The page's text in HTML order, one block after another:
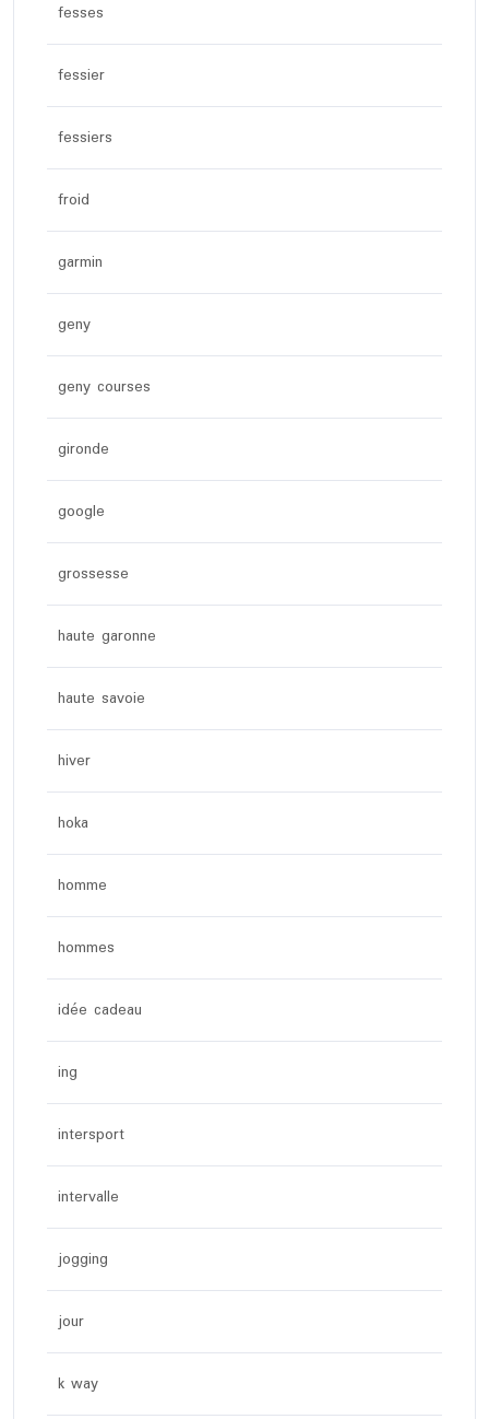
fesses
fessier
fessiers
froid
garmin
geny
geny courses
gironde
google
grossesse
haute garonne
haute savoie
hiver
hoka
homme
hommes
idée cadeau
ing
intersport
intervalle
jogging
jour
k way